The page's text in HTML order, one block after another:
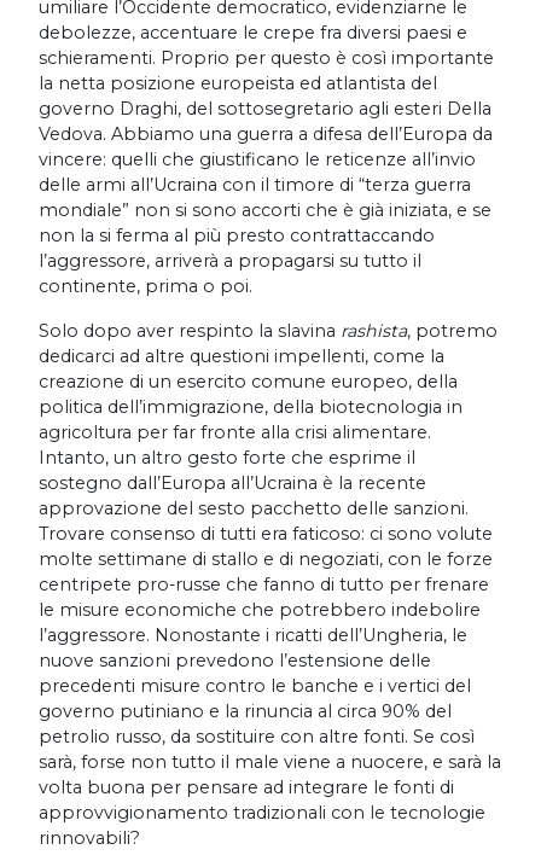
umiliare l’Occidente democratico, evidenziarne le
debolezze, accentuare le crepe fra diversi paesi e
schieramenti. Proprio per questo è così importante
la netta posizione europeista ed atlantista del
governo Draghi, del sottosegretario agli esteri Della
Vedova. Abbiamo una guerra a difesa dell’Europa da
vincere: quelli che giustificano le reticenze all’invio
delle armi all’Ucraina con il timore di “terza guerra
mondiale” non si sono accorti che è già iniziata, e se
non la si ferma al più presto contrattaccando
l’aggressore, arriverà a propagarsi su tutto il
continente, prima o poi.
Solo dopo aver respinto la slavina rashista, potremo
dedicarci ad altre questioni impellenti, come la
creazione di un esercito comune europeo, della
politica dell’immigrazione, della biotecnologia in
agricoltura per far fronte alla crisi alimentare.
Intanto, un altro gesto forte che esprime il
sostegno dall’Europa all’Ucraina è la recente
approvazione del sesto pacchetto delle sanzioni.
Trovare consenso di tutti era faticoso: ci sono volute
molte settimane di stallo e di negoziati, con le forze
centripete pro-russe che fanno di tutto per frenare
le misure economiche che potrebbero indebolire
l’aggressore. Nonostante i ricatti dell’Ungheria, le
nuove sanzioni prevedono l’estensione delle
precedenti misure contro le banche e i vertici del
governo putiniano e la rinuncia al circa 90% del
petrolio russo, da sostituire con altre fonti. Se così
sarà, forse non tutto il male viene a nuocere, e sarà la
volta buona per pensare ad integrare le fonti di
approvvigionamento tradizionali con le tecnologie
rinnovabili?